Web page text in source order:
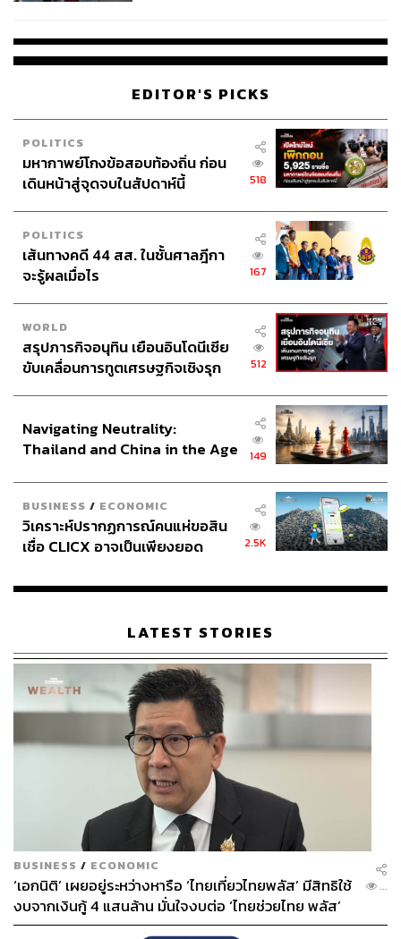
EDITOR'S PICKS
POLITICS
มหากาพย์โกงข้อสอบท้องถิ่น ก่อน
เดินหน้าสู่จุดจบในสัปดาห์นี้
518
POLITICS
เส้นทางคดี 44 สส. ในชั้นศาลฎีกา
จะรู้ผลเมื่อไร
167
WORLD
สรุปภารกิจอนุทิน เยือนอินโดนีเซีย
ขับเคลื่อนการทูตเศรษฐกิจเชิงรุก
512
Navigating Neutrality:
Thailand and China in the Age
149
BUSINESS / ECONOMIC
วิเคราะห์ปรากฏการณ์คนแห่ขอสิน
เชื่อ CLICX อาจเป็นเพียงยอด
เรือนไทยที่ถูกซุกไว้
2.5K
LATEST STORIES
BUSINESS / ECONOMIC
‘เอกนิติ’ เผยอยู่ระหว่างหารือ ‘ไทยเที่ยวไทยพลัส’ มีสิทธิใช้
งบจากเงินกู้ 4 แสนล้าน มั่นใจงบต่อ ‘ไทยช่วยไทย พลัส’
เฟส 2 มีเพียงพอ
...